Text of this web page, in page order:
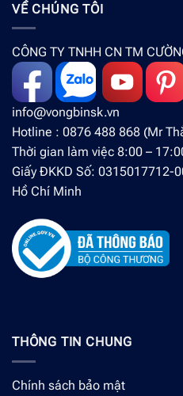
VỀ CHÚNG TÔI
CÔNG TY TNHH CN TM
info@vongbinsk.vn
Hotline : 0876 488 868 (Mr
Thời gian làm việc 8:00 –
Giấy ĐKKD Số:
Hồ Chí Minh
THÔNG TIN CHUNG
Chính sách bảo mật